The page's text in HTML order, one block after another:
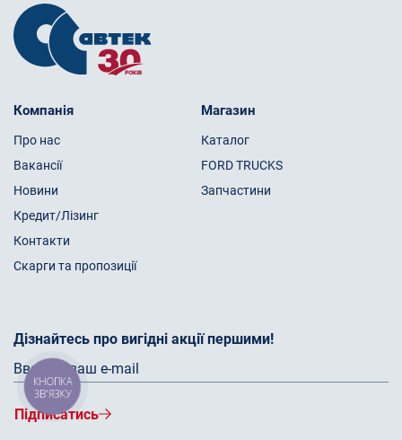
Компанія
Про нас
Вакансії
Новини
Кредит/Лізинг
Контакти
Скарги та пропозиції
Магазин
Каталог
FORD TRUCKS
Запчастини
Дізнайтесь про вигідні акції першими!
Підписатись
КНОПКА
ЗВ'ЯЗКУ